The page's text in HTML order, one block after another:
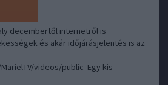
decembertől internetről is
és akár időjárásjelentés is az
videos/public Egy kis